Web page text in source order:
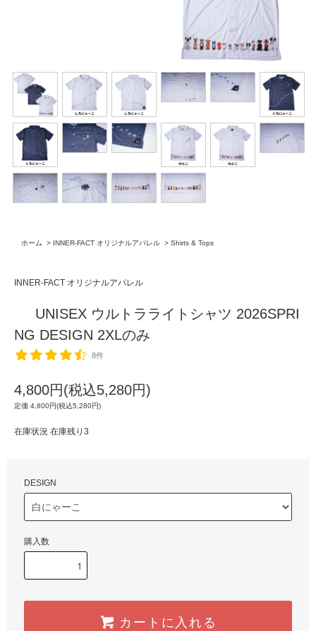
ホーム > INNER-FACT オリジナルアパレル > Shirts & Tops
INNER-FACT オリジナルアパレル
UNISEX ウルトラライトシャツ 2026SPRI
NG DESIGN 2XLのみ
8件
4,800円(税込5,280円)
定価 4,800円(税込5,280円)
在庫状況 在庫残り3
DESIGN
購入数
カートに入れる